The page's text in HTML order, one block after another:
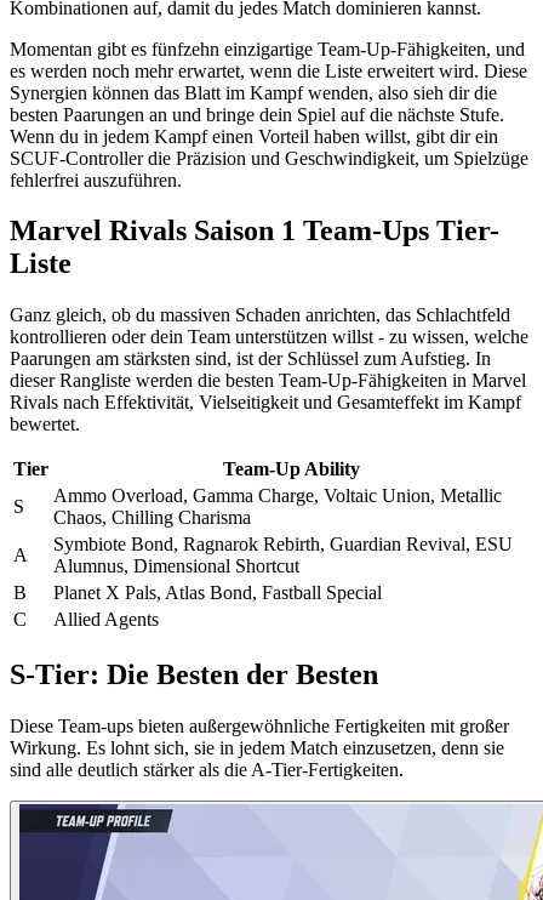
Kombinationen auf, damit du jedes Match dominieren kannst.
Momentan gibt es fünfzehn einzigartige Team-Up-Fähigkeiten, und
es werden noch mehr erwartet, wenn die Liste erweitert wird. Diese
Synergien können das Blatt im Kampf wenden, also sieh dir die
besten Paarungen an und bringe dein Spiel auf die nächste Stufe.
Wenn du in jedem Kampf einen Vorteil haben willst, gibt dir ein
SCUF-Controller die Präzision und Geschwindigkeit, um Spielzüge
fehlerfrei auszuführen.
Marvel Rivals Saison 1 Team-Ups Tier-
Liste
Ganz gleich, ob du massiven Schaden anrichten, das Schlachtfeld
kontrollieren oder dein Team unterstützen willst - zu wissen, welche
Paarungen am stärksten sind, ist der Schlüssel zum Aufstieg. In
dieser Rangliste werden die besten Team-Up-Fähigkeiten in Marvel
Rivals nach Effektivität, Vielseitigkeit und Gesamteffekt im Kampf
bewertet.
Tier
Team-Up Ability
S
Ammo Overload, Gamma Charge, Voltaic Union, Metallic
Chaos, Chilling Charisma
A
Symbiote Bond, Ragnarok Rebirth, Guardian Revival, ESU
Alumnus, Dimensional Shortcut
B
Planet X Pals, Atlas Bond, Fastball Special
C
Allied Agents
S-Tier: Die Besten der Besten
Diese Team-ups bieten außergewöhnliche Fertigkeiten mit großer
Wirkung. Es lohnt sich, sie in jedem Match einzusetzen, denn sie
sind alle deutlich stärker als die A-Tier-Fertigkeiten.